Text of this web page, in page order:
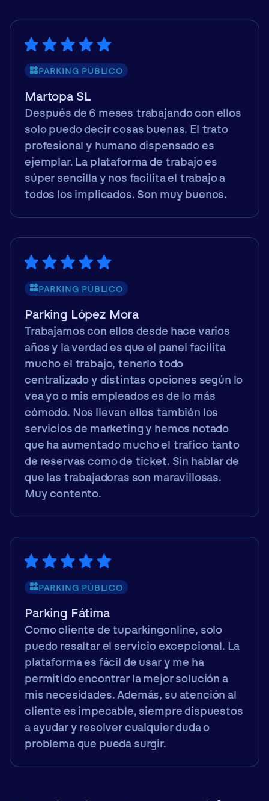
PARKING PÚBLICO
Martopa SL
Después de 6 meses trabajando con ellos
solo puedo decir cosas buenas. El trato
profesional y humano dispensado es
ejemplar. La plataforma de trabajo es
súper sencilla y nos facilita el trabajo a
todos los implicados. Son muy buenos.
PARKING PÚBLICO
Parking López Mora
Trabajamos con ellos desde hace varios
años y la verdad es que el panel facilita
mucho el trabajo, tenerlo todo
centralizado y distintas opciones según lo
vea yo o mis empleados es de lo más
cómodo. Nos llevan ellos también los
servicios de marketing y hemos notado
que ha aumentado mucho el trafico tanto
de reservas como de ticket. Sin hablar de
que las trabajadoras son maravillosas.
Muy contento.
PARKING PÚBLICO
Parking Fátima
Como cliente de tuparkingonline, solo
puedo resaltar el servicio excepcional. La
plataforma es fácil de usar y me ha
permitido encontrar la mejor solución a
mis necesidades. Además, su atención al
cliente es impecable, siempre dispuestos
a ayudar y resolver cualquier duda o
problema que pueda surgir.